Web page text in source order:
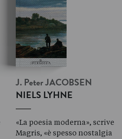
J. Peter JACOBSEN
NIELS LYHNE
«La poesia moderna», scrive
Magris, «è spesso nostalgia